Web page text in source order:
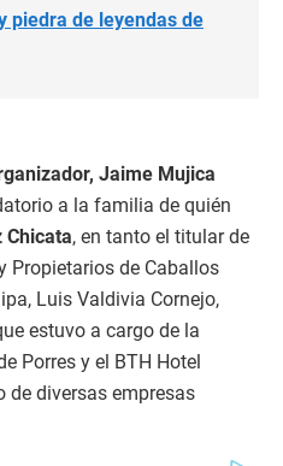
piedra de leyendas de
Jaime Mujica
a la familia de quién
Chicata, en tanto el titular de
Propietarios de Caballos
Luis Valdivia Cornejo,
estuvo a cargo de la
Porres y el BTH Hotel
de diversas empresas